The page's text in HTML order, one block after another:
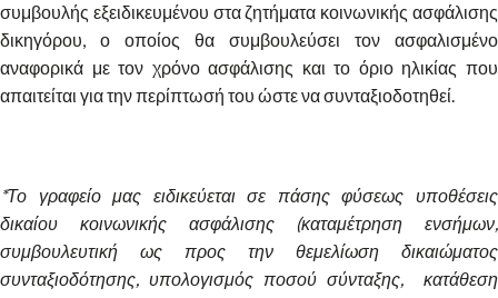
συμβουλής εξειδικευμένου στα ζητήματα κοινωνικής ασφάλισης
δικηγόρου, ο οποίος θα συμβουλεύσει τον ασφαλισμένο
αναφορικά με τον χρόνο ασφάλισης και το όριο ηλικίας που
απαιτείται για την περίπτωσή του ώστε να συνταξιοδοτηθεί.
*Το γραφείο μας ειδικεύεται σε πάσης φύσεως υποθέσεις
δικαίου κοινωνικής ασφάλισης (καταμέτρηση ενσήμων,
συμβουλευτική ως προς την θεμελίωση δικαιώματος
συνταξιοδότησης, υπολογισμός ποσού σύνταξης, κατάθεση